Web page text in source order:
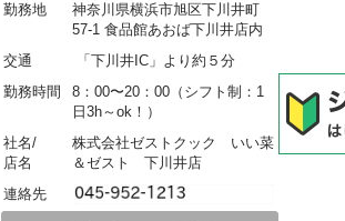
勤務地
神奈川県横浜市旭区下川井町
57-1 食品館あおば下川井店内
交通
「下川井IC」より約５分
勤務時間
8：00〜20：00（シフト制：1
日3h～ok！）
社名/
店名
株式会社ゼストクック　いい菜
＆ゼスト　下川井店
連絡先